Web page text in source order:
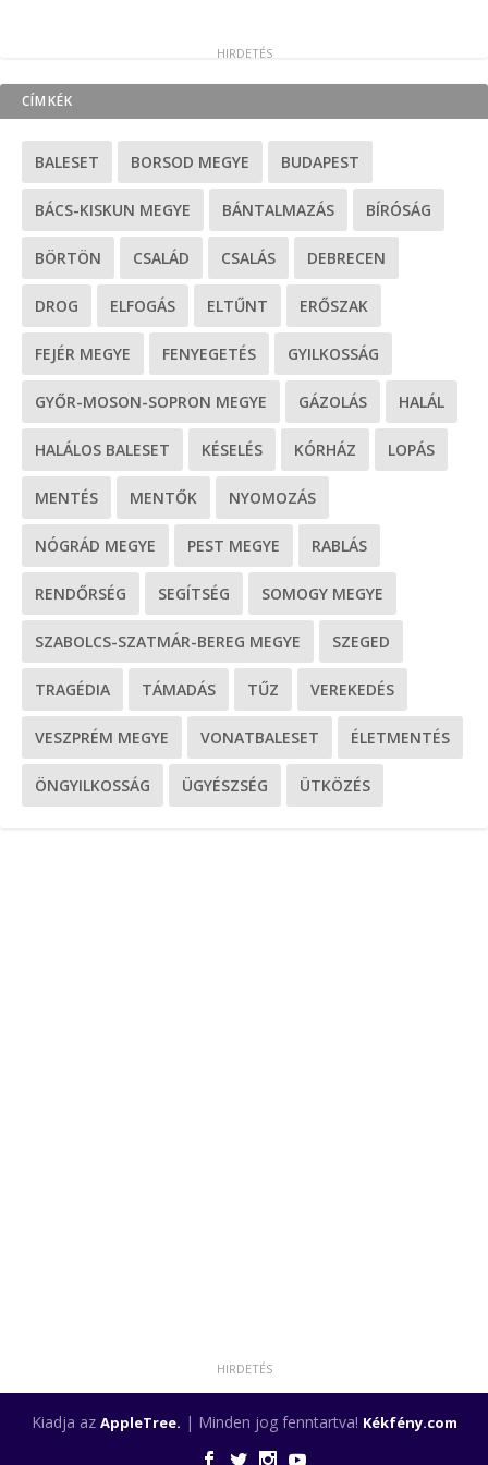
CÍMKÉK
BALESET BORSOD MEGYE BUDAPEST
BÁCS-KISKUN MEGYE BÁNTALMAZÁS BÍRÓSÁG
BÖRTÖN CSALÁD CSALÁS DEBRECEN
DROG ELFOGÁS ELTŰNT ERŐSZAK
FEJÉR MEGYE FENYEGETÉS GYILKOSSÁG
GYŐR-MOSON-SOPRON MEGYE GÁZOLÁS HALÁL
HALÁLOS BALESET KÉSELÉS KÓRHÁZ LOPÁS
MENTÉS MENTŐK NYOMOZÁS
NÓGRÁD MEGYE PEST MEGYE RABLÁS
RENDŐRSÉG SEGÍTSÉG SOMOGY MEGYE
SZABOLCS-SZATMÁR-BEREG MEGYE SZEGED
TRAGÉDIA TÁMADÁS TŰZ VEREKEDÉS
VESZPRÉM MEGYE VONATBALESET ÉLETMENTÉS
ÖNGYILKOSSÁG ÜGYÉSZSÉG ÜTKÖZÉS
Kiadja az AppleTree. | Minden jog fenntartva! Kékfény.com